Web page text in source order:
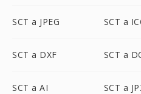
SCT a JPEG SCT a
SCT a DXF SCT a
SCT a AI SCT a